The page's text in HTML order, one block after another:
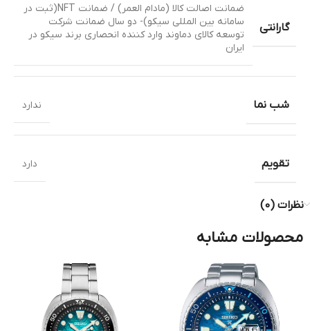
گارانتی
ضمانت اصالت کالا (مادام العمر) / ضمانت NFT(ثبت در
سامانه بین المللی سیکو)- دو سال ضمانت شرکت
توسعه کالای دماوند وارد کننده انحصاری برند سیکو در
ایران
شب نما ندارد
تقویم دارد
نظرات (0)
محصولات مشابه